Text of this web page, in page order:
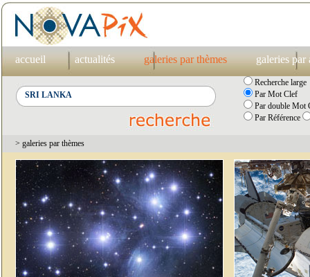
accueil actualités galeries par thèmes galeries par
Recherche large
Par Mot Clef
Par double Mot
Par Référence
> galeries par thèmes